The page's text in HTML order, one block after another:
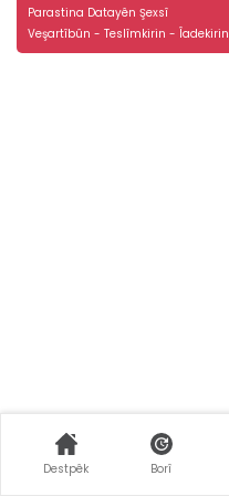
Parastina Datayên Şexsî
Veşartîbûn - Teslîmkirin - Îadekirin
Destpêk Borî